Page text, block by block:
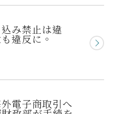
み禁止は違
違反に。
電子商取引へ